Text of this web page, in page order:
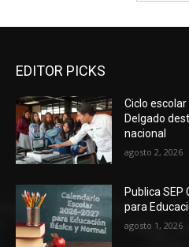
EDITOR PICKS
Ciclo
Delgado
nacional
agosto 2, 2026
Publica SEP
para
agosto 1, 2026